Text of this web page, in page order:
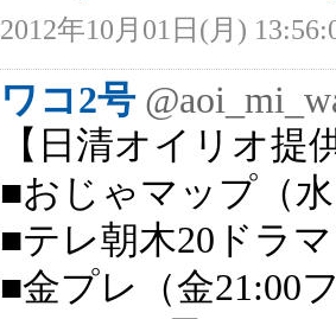
2012年10月01日(月)
ワコ2号
【日清オイリオ提
■おじゃマップ（
■テレ朝木20ドラ
■金プレ（金21:00